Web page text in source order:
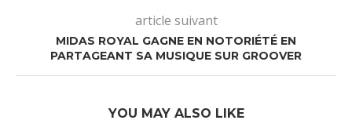
article suivant
MIDAS ROYAL GAGNE EN NOTORIÉTÉ EN
PARTAGEANT SA MUSIQUE SUR GROOVER
YOU MAY ALSO LIKE